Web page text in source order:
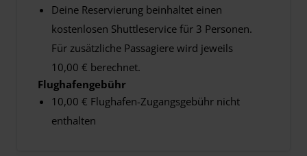
Deine Reservierung beinhaltet einen
kostenlosen Shuttleservice für 3 Personen.
Für zusätzliche Passagiere wird jeweils
10,00 € berechnet.
Flughafengebühr
10,00 € Flughafen-Zugangsgebühr nicht
enthalten